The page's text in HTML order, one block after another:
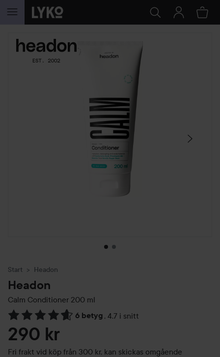
HOPPA TILL INNEHÅLLET
HOPPA ÖVER SEKTIONEN
Start Headon
Headon
Calm Conditioner 200 ml
6 betyg , 4.7 i snitt
Hoppa till Betyg & kommentarer
290 kr
Fri frakt vid köp från 300 kr, kan skickas omgående